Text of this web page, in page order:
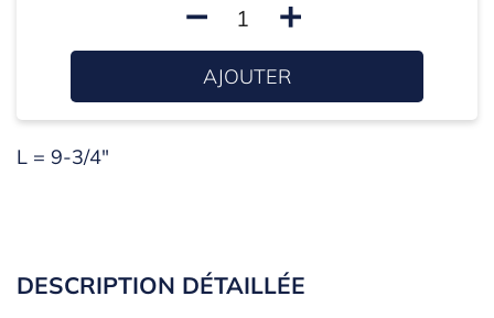
remove add
AJOUTER
L = 9-3/4"
DESCRIPTION DÉTAILLÉE